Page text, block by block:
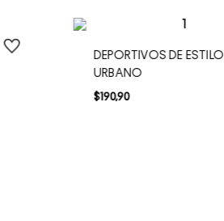
DEPORTIVOS DE ESTILO
URBANO
$190,90